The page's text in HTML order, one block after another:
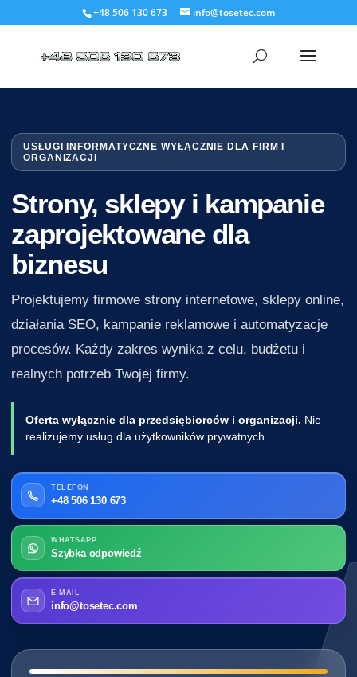
+48 506 130 673 info@tosetec.com
USŁUGI INFORMATYCZNE WYŁĄCZNIE DLA FIRM I
ORGANIZACJI
Strony, sklepy i kampanie
zaprojektowane dla
biznesu
Projektujemy firmowe strony internetowe, sklepy online,
działania SEO, kampanie reklamowe i automatyzacje
procesów. Każdy zakres wynika z celu, budżetu i
realnych potrzeb Twojej firmy.
Oferta wyłącznie dla przedsiębiorców i organizacji. Nie
realizujemy usług dla użytkowników prywatnych.
TELEFON
+48 506 130 673
WHATSAPP
Szybka odpowiedź
E-MAIL
info@tosetec.com
━━━━━━━━━━━━━━━━━━━━━━━━━━━━